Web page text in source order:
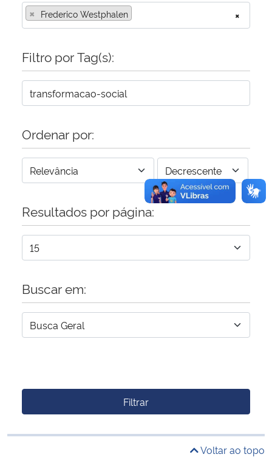
Secretaria-Geral
Secretaria de Governo
Gabinete de Segurança Institucional
Banco Central do Brasil
×
× Frederico Westphalen
Filtro por Tag(s):
Ordenar por:
Resultados por página:
Buscar em:
Filtrar
Voltar ao topo